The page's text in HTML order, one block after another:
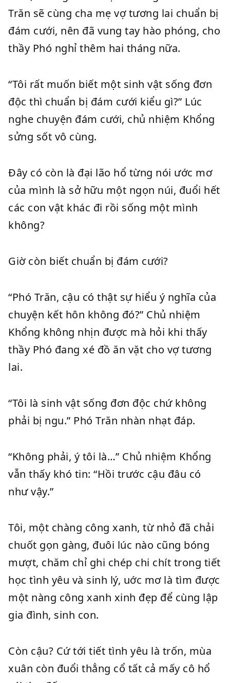
Trăn sẽ cùng cha mẹ vợ tương lai chuẩn bị
đám cưới, nên đã vung tay hào phóng, cho
thầy Phó nghỉ thêm hai tháng nữa.
“Tôi rất muốn biết một sinh vật sống đơn
độc thì chuẩn bị đám cưới kiểu gì?” Lúc
nghe chuyện đám cưới, chủ nhiệm Khổng
sửng sốt vô cùng.
Đây có còn là đại lão hổ từng nói ước mơ
của mình là sở hữu một ngọn núi, đuổi hết
các con vật khác đi rồi sống một mình
không?
Giờ còn biết chuẩn bị đám cưới?
“Phó Trăn, cậu có thật sự hiểu ý nghĩa của
chuyện kết hôn không đó?” Chủ nhiệm
Khổng không nhịn được mà hỏi khi thấy
thầy Phó đang xé đồ ăn vặt cho vợ tương
lai.
“Tôi là sinh vật sống đơn độc chứ không
phải bị ngu.” Phó Trăn nhàn nhạt đáp.
“Không phải, ý tôi là…” Chủ nhiệm Khổng
vẫn thấy khó tin: “Hồi trước cậu đâu có
như vậy.”
Tôi, một chàng công xanh, từ nhỏ đã chải
chuốt gọn gàng, đuôi lúc nào cũng bóng
mượt, chăm chỉ ghi chép chi chít trong tiết
học tình yêu và sinh lý, uớc mơ là tìm được
một nàng công xanh xinh đẹp để cùng lập
gia đình, sinh con.
Còn cậu? Cứ tới tiết tình yêu là trốn, mùa
xuân còn đuổi thẳng cổ tất cả mấy cô hổ